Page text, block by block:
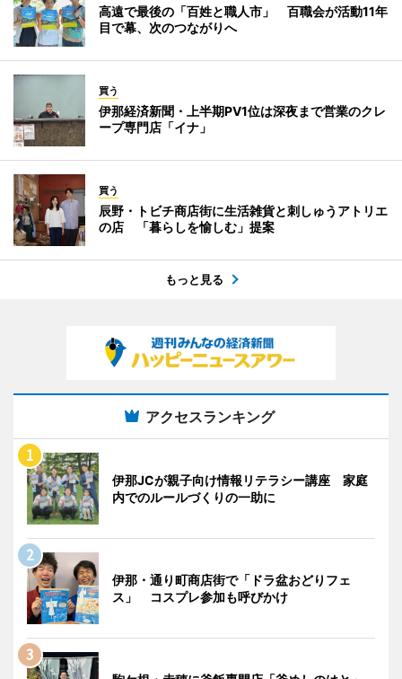
高遠で最後の「百姓と職人市」 百職会が活動11年
目で幕、次のつながりへ
買う
伊那経済新聞・上半期PV1位は深夜まで営業のクレ
ープ専門店「イナ」
買う
辰野・トビチ商店街に生活雑貨と刺しゅうアトリエ
の店 「暮らしを愉しむ」提案
もっと見る
アクセスランキング
伊那JCが親子向け情報リテラシー講座 家庭
内でのルールづくりの一助に
伊那・通り町商店街で「ドラ盆おどりフェ
ス」 コスプレ参加も呼びかけ